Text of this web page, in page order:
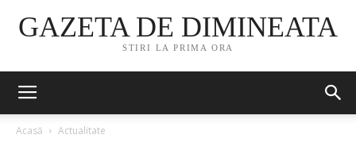
GAZETA DE DIMINEATA
STIRI LA PRIMA ORA
Acasă Actualitate